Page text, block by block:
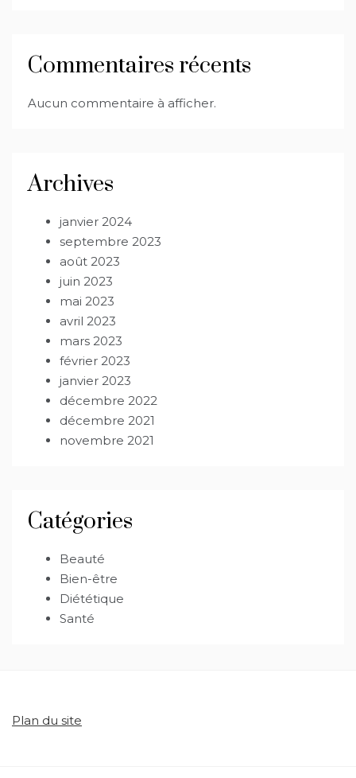
Commentaires récents
Aucun commentaire à afficher.
Archives
janvier 2024
septembre 2023
août 2023
juin 2023
mai 2023
avril 2023
mars 2023
février 2023
janvier 2023
décembre 2022
décembre 2021
novembre 2021
Catégories
Beauté
Bien-être
Diététique
Santé
Plan du site